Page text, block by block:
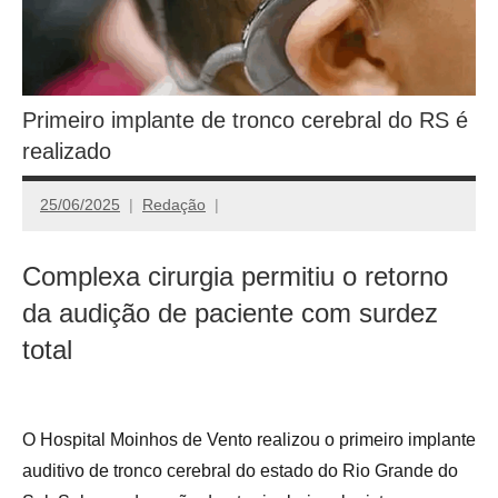
Primeiro implante de tronco cerebral do RS é
realizado
25/06/2025 Redação
Complexa cirurgia permitiu o retorno
da audição de paciente com surdez
total
O Hospital Moinhos de Vento realizou o primeiro implante
auditivo de tronco cerebral do estado do Rio Grande do